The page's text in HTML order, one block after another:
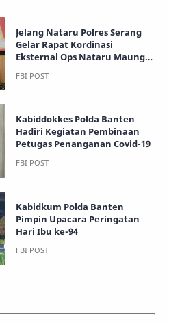
Jelang Nataru Polres Serang
Gelar Rapat Kordinasi
Eksternal Ops Nataru Maung
Kabiddokkes Polda Banten
Hadiri Kegiatan Pembinaan
Petugas Penanganan Covid-19
Kabidkum Polda Banten
Pimpin Upacara Peringatan
Hari Ibu ke-94